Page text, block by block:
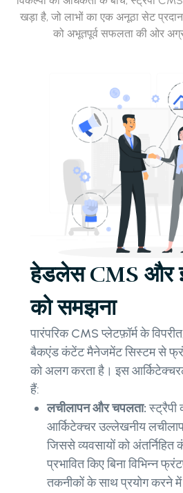
खड़ा है, जो लाभों का एक अनूठा सेट
को अभूतपूर्व सफलता की ओर
हेडलेस CMS और
को समझना
पारंपरिक CMS प्लेटफ़ॉर्म के
बैकएंड कंटेंट मैनेजमेंट सिस्टम से
को अलग करता है। इस
हैं:
लचीलापन और चपलता:स्ट्रैपी
आर्किटेक्चर उल्लेखनीय
जिससे व्यवसायों को अंतर्निहित
प्रभावित किए बिना विभिन्न
तकनीकों के साथ प्रयोग करने में